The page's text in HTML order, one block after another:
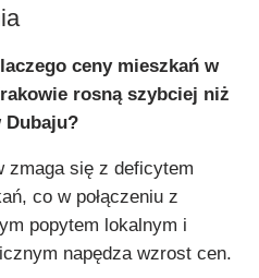
ceny mieszkań w
rosną szybciej niż
Dubaju?
zmaga się z deficytem
co w połączeniu z
popytem lokalnym i
napędza wzrost cen.